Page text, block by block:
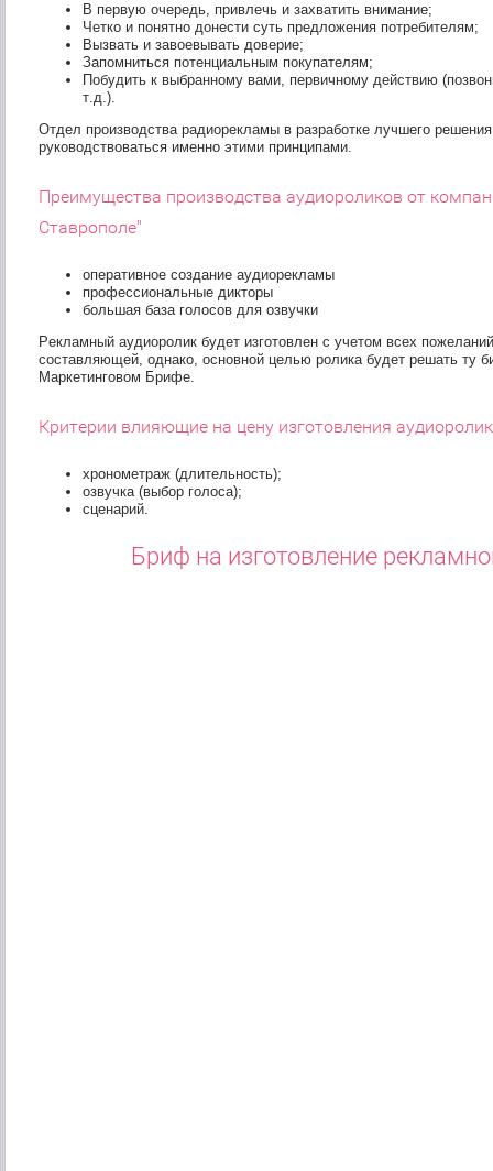
В первую очередь, привлечь и захватить внимание;
Четко и понятно донести суть предложения потребителям;
Вызвать и завоевывать доверие;
Запомниться потенциальным покупателям;
Побудить к выбранному вами, первичному действию
т.д.).
Отдел производства радиорекламы в разработке лучшего
руководствоваться именно этими принципами.
Преимущества производства аудиороликов от
Ставрополе"
оперативное создание аудиорекламы
профессиональные дикторы
большая база голосов для озвучки
Рекламный аудиоролик будет изготовлен с учетом всех
составляющей, однако, основной целью ролика будет решать ту
Маркетинговом Брифе.
Критерии влияющие на цену изготовления
хронометраж (длительность);
озвучка (выбор голоса);
сценарий.
Бриф на изготовление